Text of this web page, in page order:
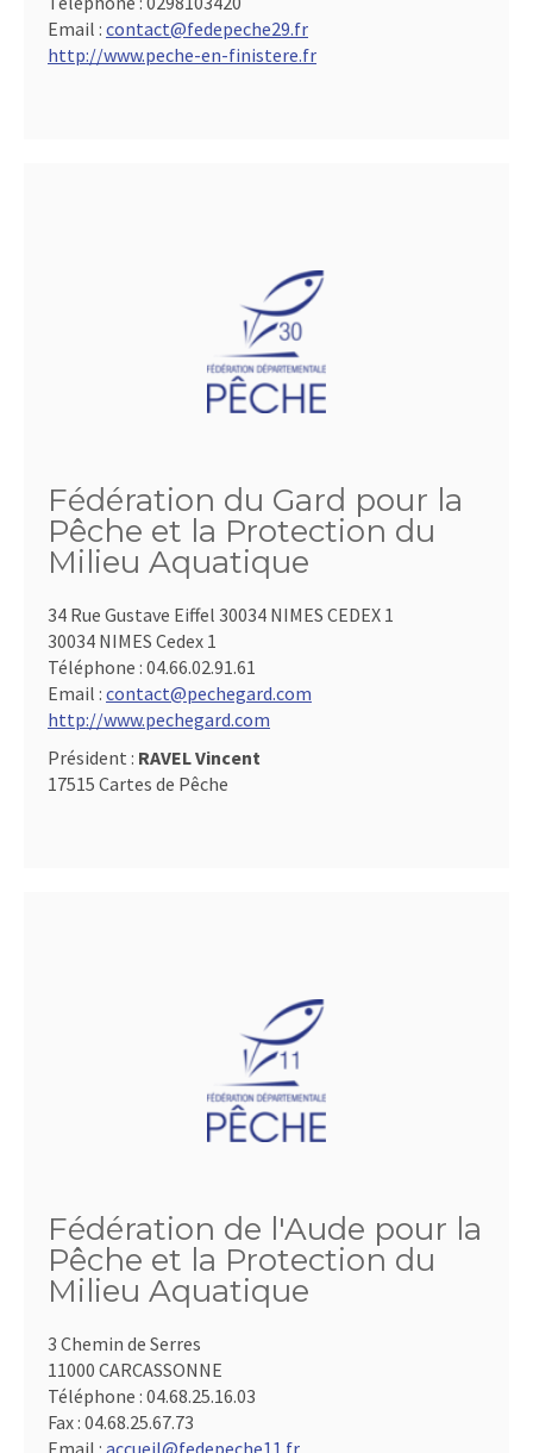
Email : contact@fedepeche29.fr
http://www.peche-en-finistere.fr
Fédération du Gard pour la
Pêche et la Protection du
Milieu Aquatique
34 Rue Gustave Eiffel 30034 NIMES CEDEX 1
30034 NIMES Cedex 1
Téléphone : 04.66.02.91.61
Email : contact@pechegard.com
http://www.pechegard.com
Président : RAVEL Vincent
17515 Cartes de Pêche
Fédération de l'Aude pour la
Pêche et la Protection du
Milieu Aquatique
3 Chemin de Serres
11000 CARCASSONNE
Téléphone : 04.68.25.16.03
Fax : 04.68.25.67.73
Email : accueil@fedepeche11.fr